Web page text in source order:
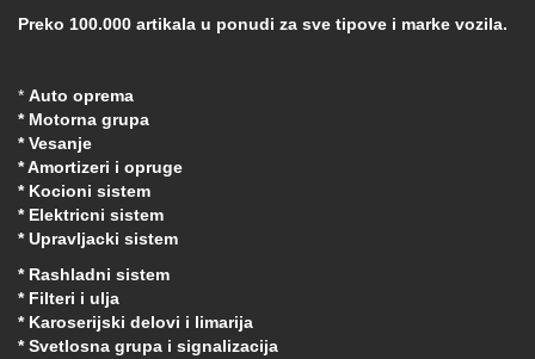
Preko 100.000 artikala u ponudi za sve tipove i marke vozila.
* Auto oprema
* Motorna grupa
* Vesanje
* Amortizeri i opruge
* Kocioni sistem
* Elektricni sistem
* Upravljacki sistem
* Rashladni sistem
* Filteri i ulja
* Karoserijski delovi i limarija
* Svetlosna grupa i signalizacija